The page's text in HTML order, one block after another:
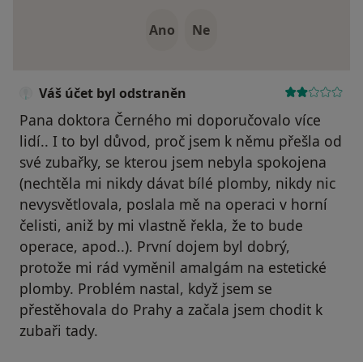
Ano Ne
Váš účet byl odstraněn
Pana doktora Černého mi doporučovalo více
lidí.. I to byl důvod, proč jsem k němu přešla od
své zubařky, se kterou jsem nebyla spokojena
(nechtěla mi nikdy dávat bílé plomby, nikdy nic
nevysvětlovala, poslala mě na operaci v horní
čelisti, aniž by mi vlastně řekla, že to bude
operace, apod..). První dojem byl dobrý,
protože mi rád vyměnil amalgám na estetické
plomby. Problém nastal, když jsem se
přestěhovala do Prahy a začala jsem chodit k
zubaři tady.